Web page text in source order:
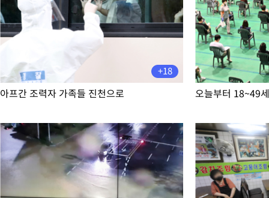
-1432초 전 > 트럼프, 이란 추가 요구에 "저강도 대응…이건 체스게임"
-30855초 전 >[속보]이 대통령 "2028년 중순까지 광주 군공항 기능 다른 군
으로 임시 배치해 산단 조기 착공"
-28005초 전 >
포항스틸야드 관중석 천장 석재 낙하…K리그 전구장 긴급 점검
[속보]'전장연 시위' 1호선 용산역 상행선 무정차 통과 종료
-15131초 전 >
[속보]코스닥 지수 5%대 급등에 '매수 사이드카' 발동
-12417초 전 >[속보]원·달러 환율, 오전 9시 1410.3원
-12151초 전 >[속보]코스피, 47.56포인트(0.76%) 오른 6306.33 개장
-10587초 전 >[속보]지하철 1호선 상행선 용산역 무정차 통과…"집회·시위"
-8912초 전 >
'낮 최고 34도' 전국 더위 지속…강원·경상권 오전 비
-7560초 전 >
파키스탄 보안군, 대 테러작전으로 남서부의 무장세력 소탕전
인천 앞바다 연락두절 모터보트 승선원 3명 전원 구조
+18
아프간 조력자 가족들 진천으로 오늘부터 18~49